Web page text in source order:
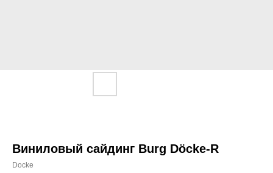
Виниловый сайдинг Burg Döcke-R
Docke